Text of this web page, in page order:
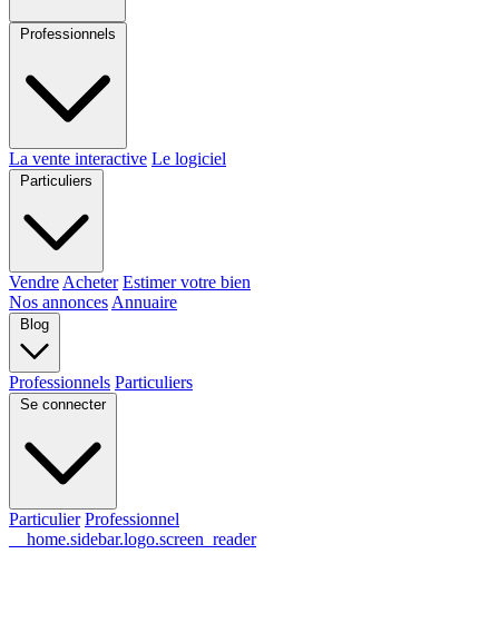
Professionnels
La vente interactive Le logiciel
Particuliers
Vendre Acheter Estimer votre bien
Nos annonces Annuaire
Blog
Professionnels Particuliers
Se connecter
Particulier Professionnel
__home.sidebar.logo.screen_reader